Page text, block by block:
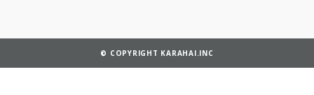
© COPYRIGHT KARAHAI.INC